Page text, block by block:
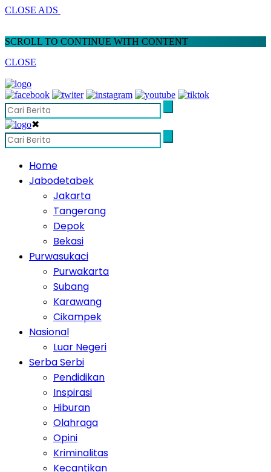
CLOSE ADS
SCROLL TO CONTINUE WITH CONTENT
CLOSE
✖
Home
Jabodetabek
Jakarta
Tangerang
Depok
Bekasi
Purwasukaci
Purwakarta
Subang
Karawang
Cikampek
Nasional
Luar Negeri
Serba Serbi
Pendidikan
Inspirasi
Hiburan
Olahraga
Opini
Kriminalitas
Kecantikan